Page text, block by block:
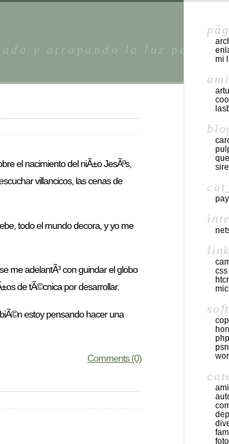
y atrapando la luz para
el nacimiento del niÃ±o JesÃºs,
villancicos, las cenas de
todo el mundo decora, y yo me
me adelantÃ³ con guindar el globo
de tÃ©cnica por desarrollar.
estoy pensando hacer una
Comments (0)
mi
htcr